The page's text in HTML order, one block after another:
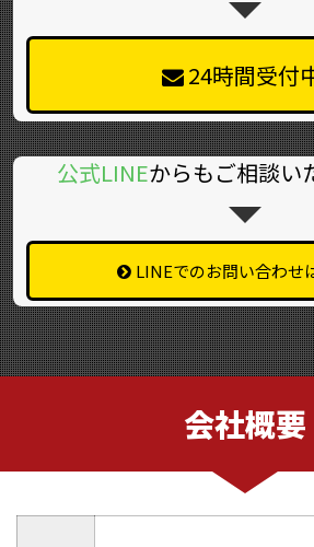
24時間受付
公式LINEからもご相談い
LINEでのお問い合わせ
会社概要